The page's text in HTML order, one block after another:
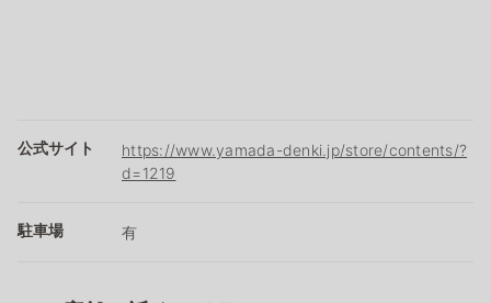
公式サイト
https://www.yamada-denki.jp/store/contents/?
d=1219
駐車場 有